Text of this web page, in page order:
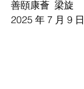
善頤康薈  梁旋
2025 年 7 月 9 日